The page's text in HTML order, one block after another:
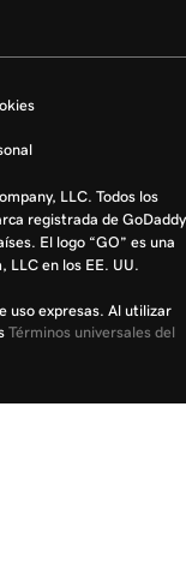
LLC. Todos los
registrada de GoDaddy
El logo “GO” es una
LLC en los EE. UU.
uso expresas. Al utilizar
Términos universales del